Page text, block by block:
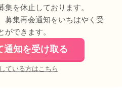
を休止しております。
募集再会通知をいちはやく受
ができます。
通知を受け取る
ている方はこちら